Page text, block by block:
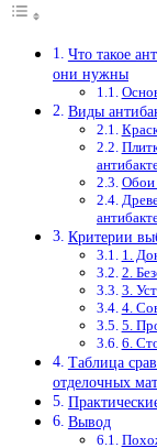
Что такое
они нужны
Виды
Обои
Критерии
1.
2.
3.
4.
5.
6.
Таблица
отделочных
Вывод